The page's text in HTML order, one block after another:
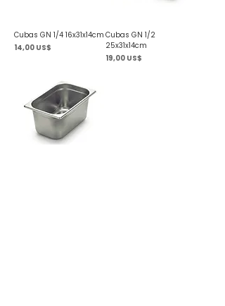
Cubas GN 1/4 16x31x14cm
Precio
14,00 US$
Cubas GN 1/2
25x31x14cm
Precio
19,00 US$